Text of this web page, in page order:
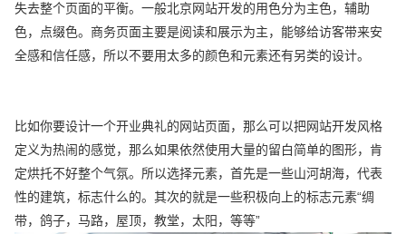
失去整个页面的平衡。一般北京网站开发的用色分为主色，辅助
色，点缀色。商务页面主要是阅读和展示为主，能够给访客带来安
全感和信任感，所以不要用太多的颜色和元素还有另类的设计。
比如你要设计一个开业典礼的网站页面，那么可以把网站开发风格
定义为热闹的感觉，那么如果依然使用大量的留白简单的图形，肯
定烘托不好整个气氛。所以选择元素，首先是一些山河胡海，代表
性的建筑，标志什么的。其次的就是一些积极向上的标志元素“绸
带，鸽子，马路，屋顶，教堂，太阳，等等”